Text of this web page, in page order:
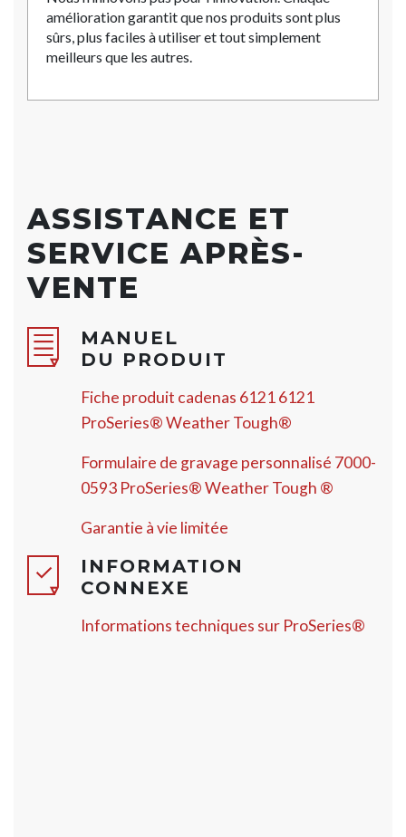
amélioration garantit que nos produits sont plus
sûrs, plus faciles à utiliser et tout simplement
meilleurs que les autres.
ASSISTANCE ET
SERVICE APRÈS-
VENTE
MANUEL
DU PRODUIT
Fiche produit cadenas 6121 6121
ProSeries® Weather Tough®
Formulaire de gravage personnalisé 7000-
0593 ProSeries® Weather Tough ®
Garantie à vie limitée
INFORMATION
CONNEXE
Informations techniques sur ProSeries®